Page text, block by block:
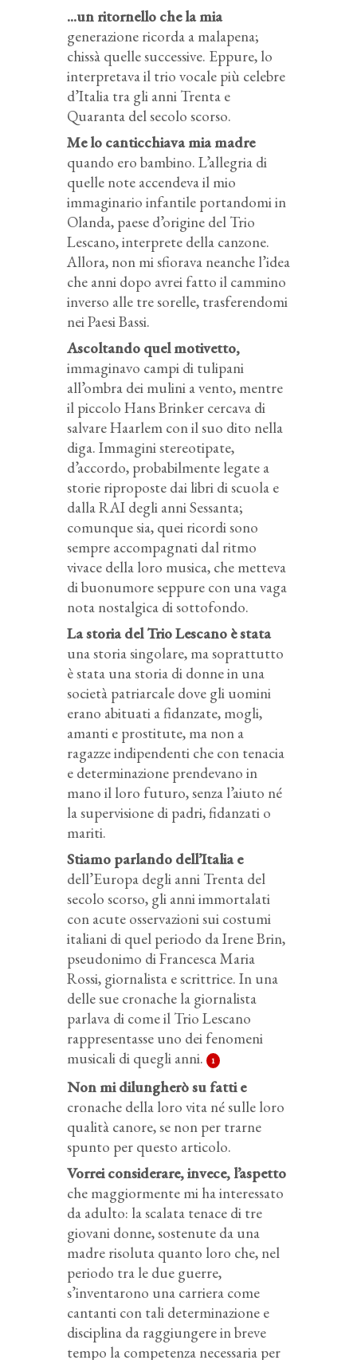
...un ritornello che la mia
generazione ricorda a malapena;
chissà quelle successive. Eppure, lo
interpretava il trio vocale più celebre
d’Italia tra gli anni Trenta e
Quaranta del secolo scorso.
Me lo canticchiava mia madre
quando ero bambino. L’allegria di
quelle note accendeva il mio
immaginario infantile portandomi in
Olanda, paese d’origine del Trio
Lescano, interprete della canzone.
Allora, non mi sfiorava neanche l’idea
che anni dopo avrei fatto il cammino
inverso alle tre sorelle, trasferendomi
nei Paesi Bassi.
Ascoltando quel motivetto,
immaginavo campi di tulipani
all’ombra dei mulini a vento, mentre
il piccolo Hans Brinker cercava di
salvare Haarlem con il suo dito nella
diga. Immagini stereotipate,
d’accordo, probabilmente legate a
storie riproposte dai libri di scuola e
dalla RAI degli anni Sessanta;
comunque sia, quei ricordi sono
sempre accompagnati dal ritmo
vivace della loro musica, che metteva
di buonumore seppure con una vaga
nota nostalgica di sottofondo.
La storia del Trio Lescano è stata
una storia singolare, ma soprattutto
è stata una storia di donne in una
società patriarcale dove gli uomini
erano abituati a fidanzate, mogli,
amanti e prostitute, ma non a
ragazze indipendenti che con tenacia
e determinazione prendevano in
mano il loro futuro, senza l’aiuto né
la supervisione di padri, fidanzati o
mariti.
Stiamo parlando dell’Italia e
dell’Europa degli anni Trenta del
secolo scorso, gli anni immortalati
con acute osservazioni sui costumi
italiani di quel periodo da Irene Brin,
pseudonimo di Francesca Maria
Rossi, giornalista e scrittrice. In una
delle sue cronache la giornalista
parlava di come il Trio Lescano
rappresentasse uno dei fenomeni
musicali di quegli anni.
1
Non mi dilungherò su fatti e
cronache della loro vita né sulle loro
qualità canore, se non per trarne
spunto per questo articolo.
Vorrei considerare, invece, l’aspetto
che maggiormente mi ha interessato
da adulto: la scalata tenace di tre
giovani donne, sostenute da una
madre risoluta quanto loro che, nel
periodo tra le due guerre,
s’inventarono una carriera come
cantanti con tali determinazione e
disciplina da raggiungere in breve
tempo la competenza necessaria per